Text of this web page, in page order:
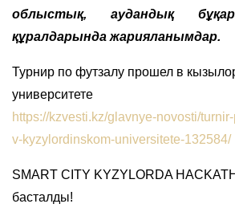
облыстық, аудандық
құралдарында жарияланымдар.
Турнир по футзалу прошел в
университете
https://kzvesti.kz/glavnye-novosti/
v-kyzylordinskom-universitete-132584/
SMART CITY KYZYLORDA
басталды!